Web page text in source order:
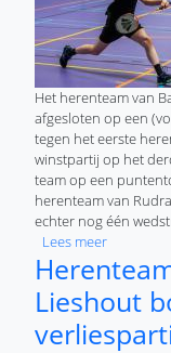
Het herenteam van
afgesloten op een
tegen het eerste
winstpartij op het
team op een
herenteam van
echter nog één
Lees meerover
Lieshout